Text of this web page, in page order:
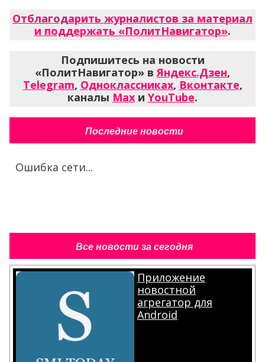
Отблагодарить журналистов за материал
и поддержать «ПолитНавигатор».
Подпишитесь на новости
«ПолитНавигатор» вЯндекс.Дзен,
Telegram, Одноклассниках, Вконтакте,
каналы Max и YouTube.
Последние новости
Ошибка сети...
Все новости за сегодня
Приложение
новостной
агрегатор для
Android
.